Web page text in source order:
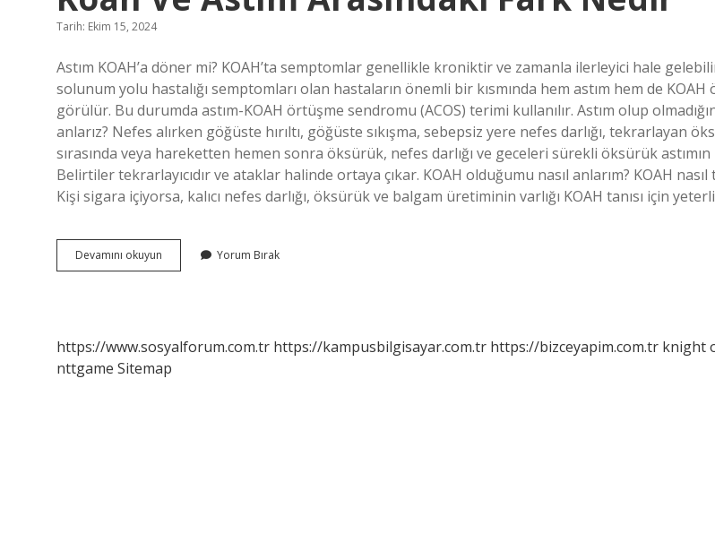
Tarih: Ekim 15, 2024
Astım KOAH’a döner mi? KOAH’ta semptomlar genellikle kroniktir ve zamanla ilerleyici hale
solunum yolu hastalığı semptomları olan hastaların önemli bir kısmında hem astım hem de KOAH
görülür. Bu durumda astım-KOAH örtüşme sendromu (ACOS) terimi kullanılır. Astım olup
anlarız? Nefes alırken göğüste hırıltı, göğüste sıkışma, sebepsiz yere nefes darlığı, tekrarlayan
sırasında veya hareketten hemen sonra öksürük, nefes darlığı ve geceleri sürekli öksürük
Belirtiler tekrarlayıcıdır ve ataklar halinde ortaya çıkar. KOAH olduğumu nasıl anlarım? KOAH
Kişi sigara içiyorsa, kalıcı nefes darlığı, öksürük ve balgam üretiminin varlığı KOAH tanısı için
Devamını okuyun
Ve
Yorum Bırak
https://www.sosyalforum.com.tr https://kampusbilgisayar.com.tr https://bizceyapim.com.tr knight
nttgame Sitemap